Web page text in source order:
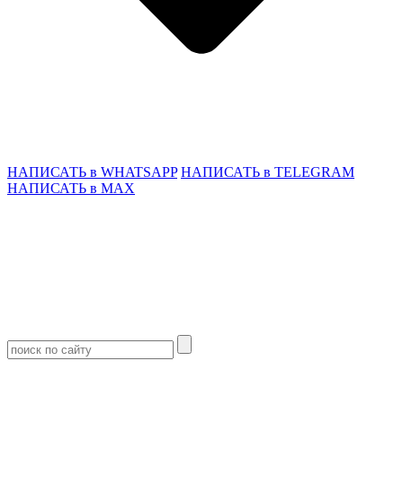
НАПИСАТЬ в WHATSAPP НАПИСАТЬ в TELEGRAM
НАПИСАТЬ в MAX